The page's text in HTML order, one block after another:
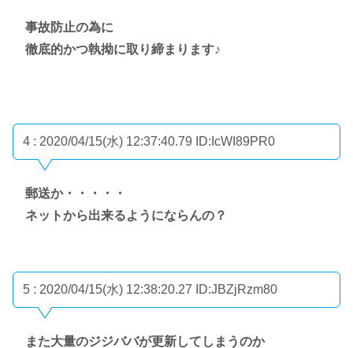
事故防止の為に
徹底的かつ執拗に取り締まります♪
4 : 2020/04/15(水) 12:37:40.79 ID:IcWI89PR0
郵送か・・・・・
ネットから出来るようにならんの？
5 : 2020/04/15(水) 12:38:20.27 ID:JBZjRzm80
また大量のジジババが更新してしまうのか